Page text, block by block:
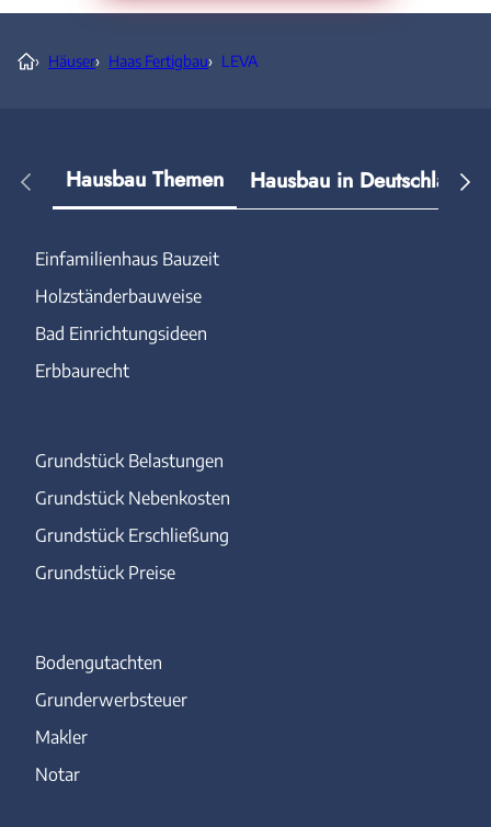
› Häuser› Haas Fertigbau› LEVA
Hausbau Themen Hausbau in Deutschland
Einfamilienhaus Bauzeit
Holzständerbauweise
Bad Einrichtungsideen
Erbbaurecht
Grundstück Belastungen
Grundstück Nebenkosten
Grundstück Erschließung
Grundstück Preise
Bodengutachten
Grunderwerbsteuer
Makler
Notar